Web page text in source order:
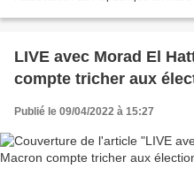
LIVE avec Morad El
compte tricher aux
Publié le 09/04/2022 à 15:27